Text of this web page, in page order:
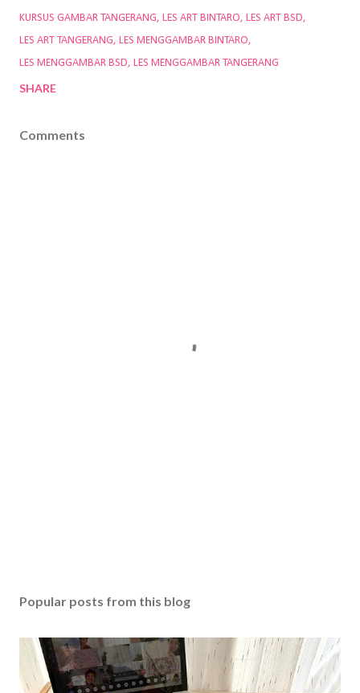
KURSUS GAMBAR TANGERANG
LES ART BINTARO
LES ART BSD
LES ART TANGERANG
LES MENGGAMBAR BINTARO
LES MENGGAMBAR BSD
LES MENGGAMBAR TANGERANG
SHARE
Comments
Popular posts from this blog